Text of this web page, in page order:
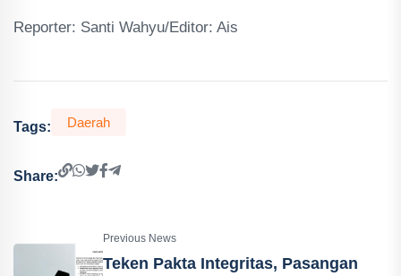
Reporter: Santi Wahyu/Editor: Ais
Tags: Daerah
Share:
Previous News
Teken Pakta Integritas, Pasangan